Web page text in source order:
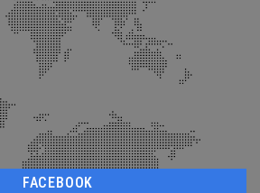
FACEBOOK